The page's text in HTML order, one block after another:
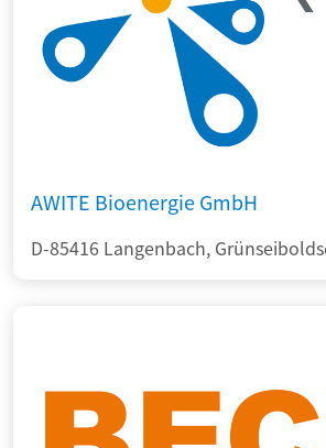
AWITE Bioenergie GmbH
D-85416 Langenbach,